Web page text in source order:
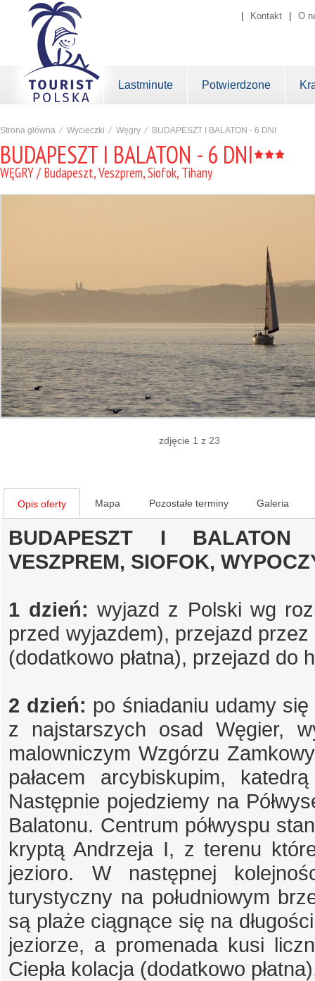
Kontakt O
Lastminute Potwierdzone
Strona główna ⁄ Wycieczki ⁄ Węgry ⁄ BUDAPESZT I BALATON - 6 DNI
BUDAPESZT I BALATON - 6 DNI
WĘGRY / Budapeszt, Veszprem, Siofok, Tihany
zdjęcie 1 z 23
Opis oferty Mapa Pozostałe terminy Galeria
BUDAPESZT I BALATON
VESZPREM, SIOFOK,
1 dzień: wyjazd z Polski wg
przed wyjazdem), przejazd przez
(dodatkowo płatna), przejazd do
2 dzień: po śniadaniu udamy
z najstarszych osad Węgier,
malowniczym Wzgórzu
pałacem arcybiskupim,
Następnie pojedziemy na
Balatonu. Centrum półwyspu
kryptą Andrzeja I, z terenu
jezioro. W następnej
turystyczny na południowym
są plaże ciągnące się na
jeziorze, a promenada kusi
Ciepła kolacja (dodatkowo